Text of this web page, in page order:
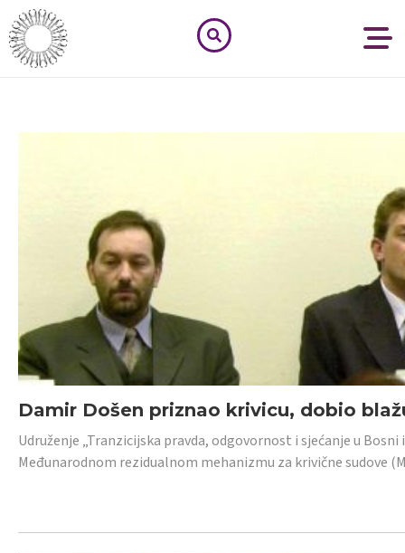
Damir Došen priznao krivicu, dobio
Udruženje „Tranzicijska pravda, odgovornost i sjećanje u
Međunarodnom rezidualnom mehanizmu za krivične sudove